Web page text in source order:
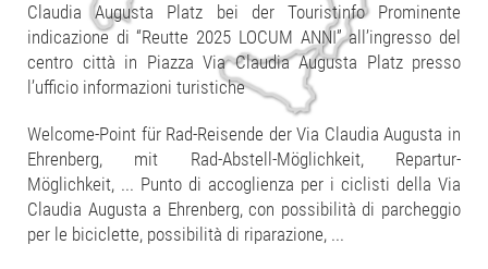
Claudia Augusta Platz bei der Touristinfo Prominente
indicazione di “Reutte 2025 LOCUM ANNI” all’ingresso del
centro città in Piazza Via Claudia Augusta Platz presso
l’ufficio informazioni turistiche
Welcome-Point für Rad-Reisende der Via Claudia Augusta in
Ehrenberg, mit Rad-Abstell-Möglichkeit, Repartur-
Möglichkeit, ... Punto di accoglienza per i ciclisti della Via
Claudia Augusta a Ehrenberg, con possibilità di parcheggio
per le biciclette, possibilità di riparazione, ...